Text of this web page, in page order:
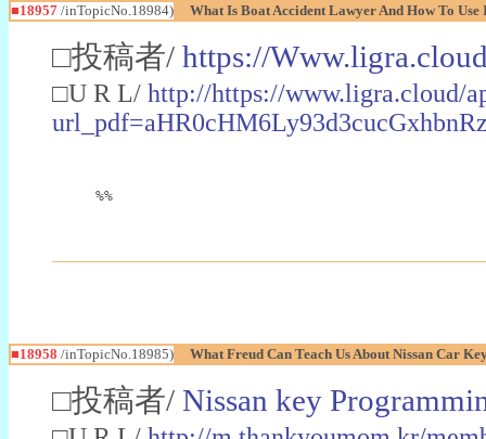
■18957 /inTopicNo.18984) What Is Boat Accident Lawyer And How To Use
□投稿者/ https://
□U R L/ http://https://www.ligra.cloud/
%%
■18958 /inTopicNo.18985) What Freud Can Teach Us About Nissan Car
□投稿者/ Nissan key